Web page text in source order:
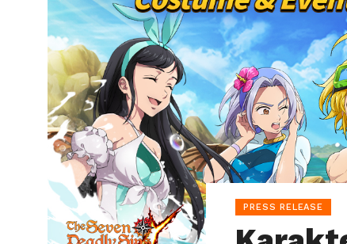
PRESS RELEASE